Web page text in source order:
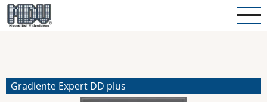
Pasar
al
Gradiente Expert DD plus